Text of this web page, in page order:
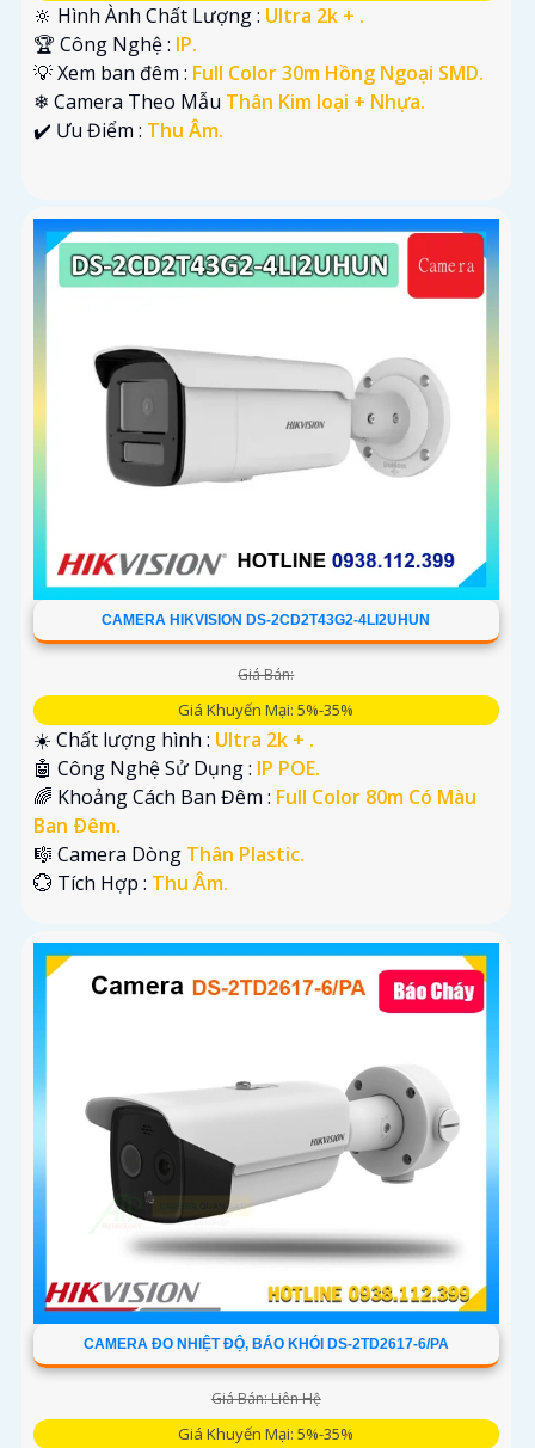
🔆 Hình Ành Chất Lượng : Ultra 2k + .
🏆 Công Nghệ : IP.
💡 Xem ban đêm : Full Color 30m Hồng Ngoại SMD.
❄ Camera Theo Mẫu Thân Kim loại + Nhựa.
️✔️ Ưu Điểm : Thu Âm.
CAMERA HIKVISION DS-2CD2T43G2-4LI2UHUN
Giá Bán:
Giá Khuyến Mại: 5%-35%
☀️ Chất lượng hình : Ultra 2k + .
🤖️ Công Nghệ Sử Dụng : IP POE.
🌈 Khoảng Cách Ban Đêm : Full Color 80m Có Màu
Ban Ðêm.
🎼️ Camera Dòng Thân Plastic.
️💮 Tích Hợp : Thu Âm.
CAMERA ĐO NHIỆT ĐỘ, BÁO KHÓI DS-2TD2617-6/PA
Giá Bán: Liên Hệ
Giá Khuyến Mại: 5%-35%